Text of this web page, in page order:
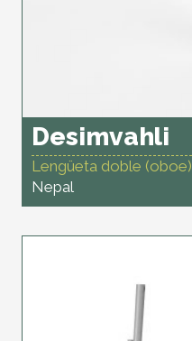
Desimvahli
Lengüeta doble (oboe)
Nepal